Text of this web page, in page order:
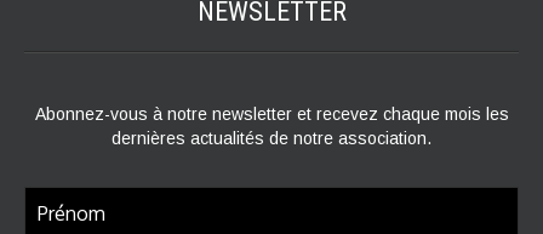
NEWSLETTER
Abonnez-vous à notre newsletter et recevez chaque mois les
dernières actualités de notre association.